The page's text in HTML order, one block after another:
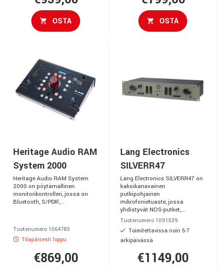
OSTA OSTA
Heritage Audio RAM
System 2000
Heritage Audio RAM System
2000 on pöytämallinen
monitorikontrolleri, jossa on
Bluetooth, S/PDIF,...
Tuotenumero 1064783
Tilapäisesti loppu
€869,00
Lang Electronics
SILVERR47
Lang Electronics SILVERR47 on
kaksikanavainen
putkipohjainen
mikrofonietuaste, jossa
yhdistyvät NOS-putket,...
Tuotenumero 1091539
Toimitettavissa noin 5-7
arkipäivässä
€1149,00